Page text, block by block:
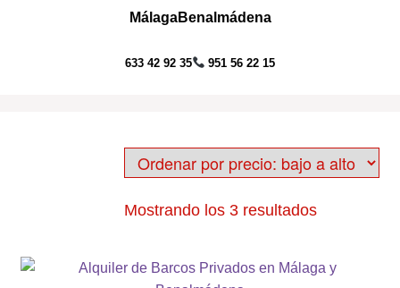
MálagaBenalmádena
633 42 92 35 951 56 22 15
Packs
Actividades al Aire Libre
Mostrando los 3 resultadosOrdenado
precio: